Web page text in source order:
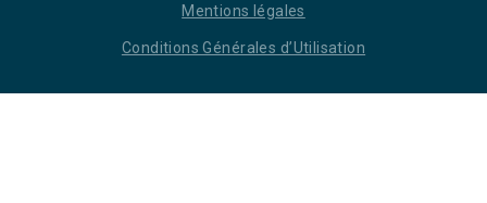
Mentions légales
Conditions Générales d’Utilisation